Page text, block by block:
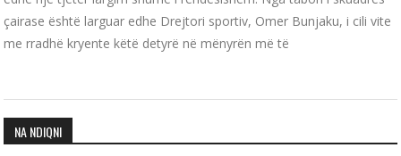
çairase është larguar edhe Drejtori sportiv, Omer Bunjaku, i cili vite
me rradhë kryente këtë detyrë në mënyrën më të
NA NDIQNI